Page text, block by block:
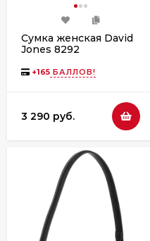
Сумка женская David
Jones 8292
+165 БАЛЛОВ!
3 290 руб.